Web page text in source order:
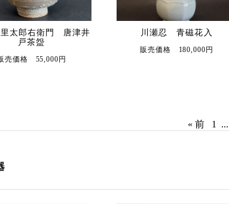
里太郎右衛門 唐津井
戸茶盌
売価格 55,000円
川瀬忍 青磁花入
販売価格 180,000円
« 前 1 ...